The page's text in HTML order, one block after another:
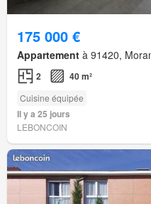
175 000 €
Appartement à 91420,
2 40 m²
Cuisine équipée
Il y a 25 jours
LEBONCOIN